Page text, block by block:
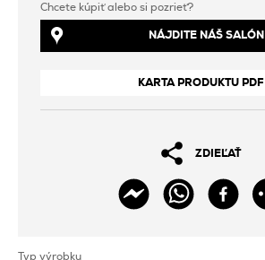
Chcete kúpiť alebo si pozrieť?
NÁJDITE NÁŠ SALÓN
KARTA PRODUKTU PDF
ZDIEĽAŤ
Typ výrobku